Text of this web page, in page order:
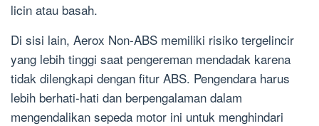
licin atau basah.
Di sisi lain, Aerox Non-ABS memiliki risiko tergelincir
yang lebih tinggi saat pengereman mendadak karena
tidak dilengkapi dengan fitur ABS. Pengendara harus
lebih berhati-hati dan berpengalaman dalam
mengendalikan sepeda motor ini untuk menghindari